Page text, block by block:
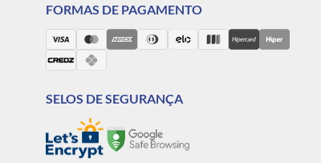
FORMAS DE PAGAMENTO
SELOS DE SEGURANÇA